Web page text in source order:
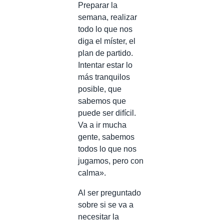
Preparar la
semana, realizar
todo lo que nos
diga el míster, el
plan de partido.
Intentar estar lo
más tranquilos
posible, que
sabemos que
puede ser difícil.
Va a ir mucha
gente, sabemos
todos lo que nos
jugamos, pero con
calma».
Al ser preguntado
sobre si se va a
necesitar la